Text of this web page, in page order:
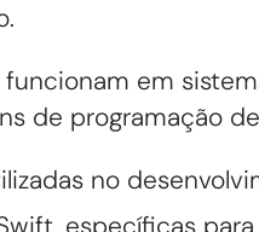
em
de programação
no